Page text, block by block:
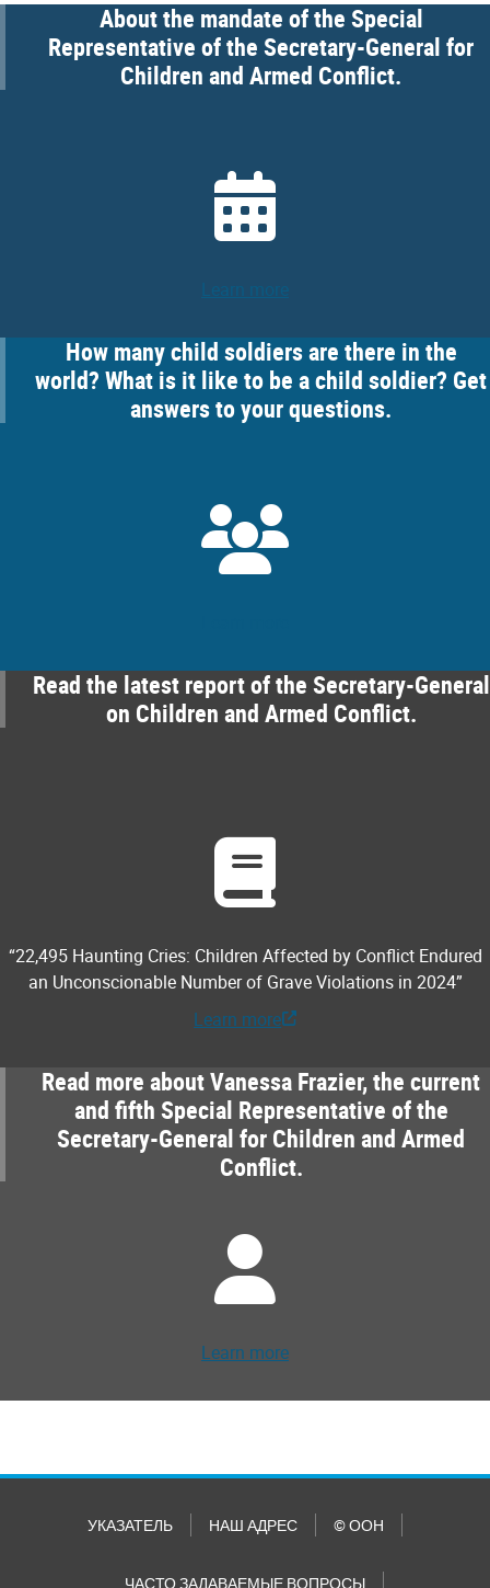
About the mandate of the Special
Representative of the Secretary-General for
Children and Armed Conflict.
Learn more
How many child soldiers are there in the
world? What is it like to be a child soldier? Get
answers to your questions.
Read the latest report of the Secretary-General
on Children and Armed Conflict.
“22,495 Haunting Cries: Children Affected by Conflict Endured
an Unconscionable Number of Grave Violations in 2024”
Learn more
Read more about Vanessa Frazier, the current
and fifth Special Representative of the
Secretary-General for Children and Armed
Conflict.
Learn more
УКАЗАТЕЛЬ НАШ АДРЕС © ООН
ЧАСТО ЗАДАВАЕМЫЕ ВОПРОСЫ